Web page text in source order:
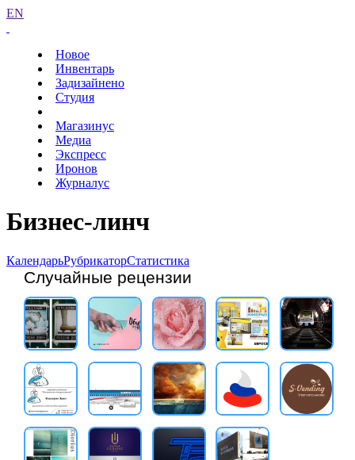
EN
Новое
Инвентарь
Задизайнено
Студия
Магазинус
Медиа
Экспресс
Иронов
Журналус
Бизнес-линч
КалендарьРубрикаторСтатистика
Случайные рецензии